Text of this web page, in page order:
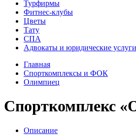
Турфирмы
Фитнес-клубы
Цветы
Тату
СПА
Адвокаты и юридические услуги
Главная
Спорткомплексы и ФОК
Олимпиец
Спорткомплекс
Описание